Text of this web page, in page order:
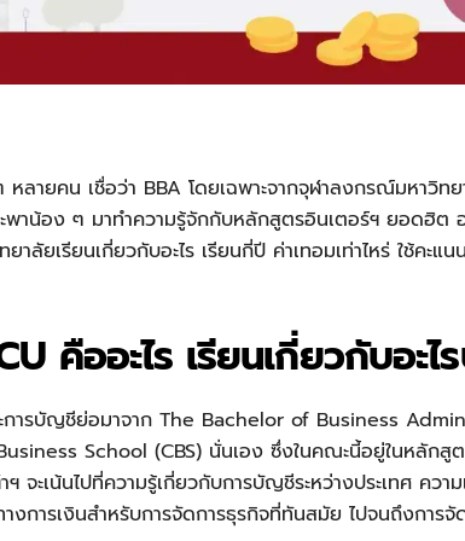
ลายคน เชื่อว่า BBA โดยเฉพาะจากจุฬาลงกรณ์มหาวิทย
าน้อง ๆ มาทำความรู้จักกับหลักสูตรอินเตอร์ฯ ยอดฮิต
ยเรียนเกี่ยวกับอะไร เรียนกี่ปี ค่าเทอมเท่าไหร่ ใช้คะแน
คืออะไร เรียนเกี่ยวกับอะไ
ารบัญชีย่อมาจาก The Bachelor of Business
School (CBS) นั่นเอง ซึ่งในคณะนี้อยู่ในหลักสู
จะเน้นไปที่ความรู้เกี่ยวกับการบัญชีระหว่างประเทศ ควา
งการเงินสำหรับการจัดการธุรกิจที่ทันสมัย ไปจนถึงการจั